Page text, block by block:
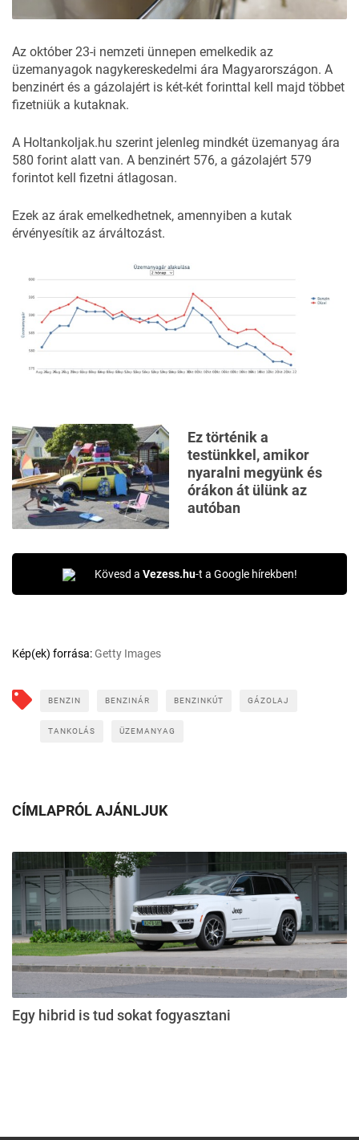
Az október 23-i nemzeti ünnepen emelkedik az
üzemanyagok nagykereskedelmi ára Magyarországon. A
benzinért és a gázolajért is két-két forinttal kell majd többet
fizetniük a kutaknak.
A Holtankoljak.hu szerint jelenleg mindkét üzemanyag ára
580 forint alatt van. A benzinért 576, a gázolajért 579
forintot kell fizetni átlagosan.
Ezek az árak emelkedhetnek, amennyiben a kutak
érvényesítik az árváltozást.
Ez történik a
testünkkel, amikor
nyaralni megyünk és
órákon át ülünk az
autóban
Kövesd a Vezess.hu-t a Google hírekben!
Kép(ek) forrása:Getty Images
BENZIN BENZINÁR BENZINKÚT GÁZOLAJ
TANKOLÁS ÜZEMANYAG
CÍMLAPRÓL AJÁNLJUK
Egy hibrid is tud sokat fogyasztani